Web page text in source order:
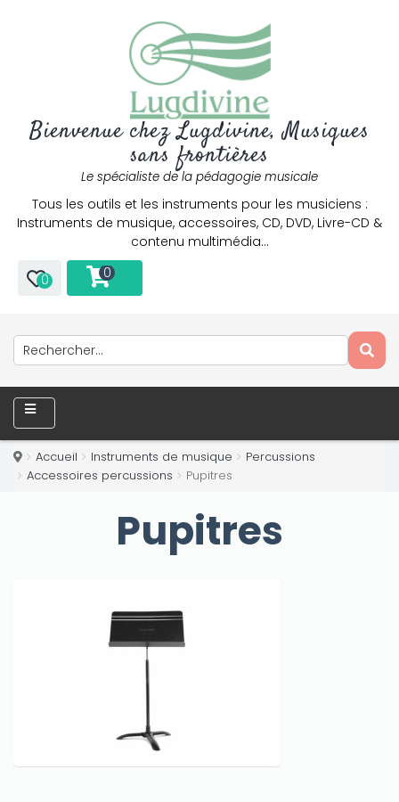
Bienvenue chez Lugdivine, Musiques
sans frontières
Le spécialiste de la pédagogie musicale
Tous les outils et les instruments pour les musiciens :
Instruments de musique, accessoires, CD, DVD, Livre-CD &
contenu multimédia…
0 0
Accueil Instruments de musique
Percussions
Accessoires percussions
Pupitres
Pupitres